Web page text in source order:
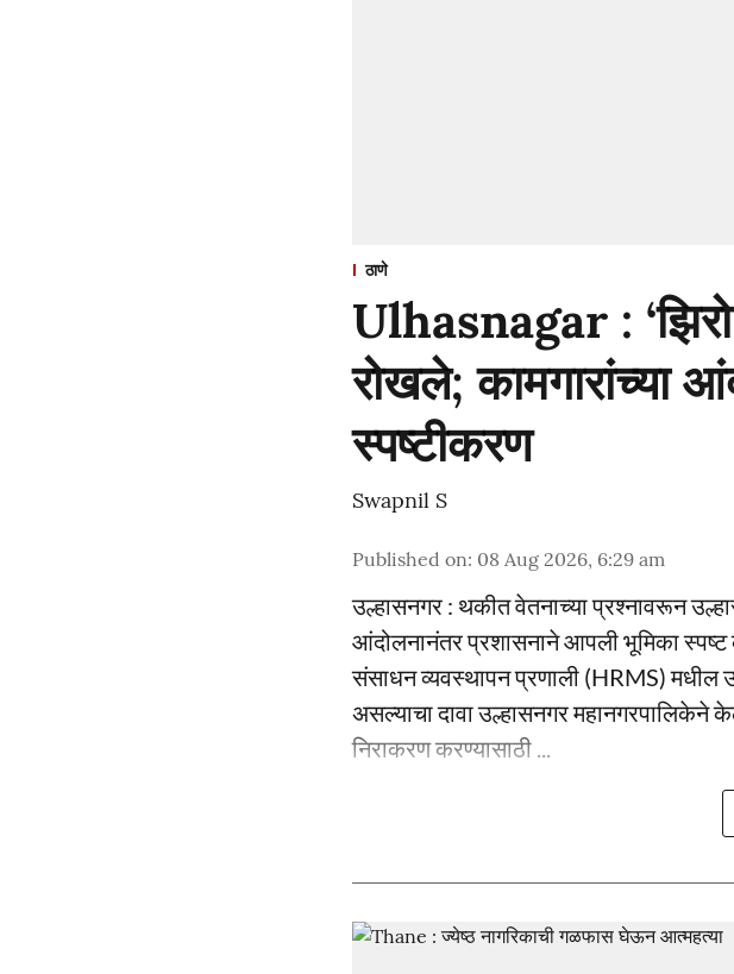
ठाणे
Ulhasnagar :
रोखले; कामगारांच्या
स्पष्टीकरण
Swapnil S
Published on: 08 Aug 2026, 6:29 am
उल्हासनगर : थकीत वेतनाच्या प्रश्नावरून
आंदोलनानंतर प्रशासनाने आपली भूमिका
संसाधन व्यवस्थापन प्रणाली (HRMS) मधील
असल्याचा दावा उल्हासनगर महानगरपालिकेने
निराकरण करण्यासाठी ...